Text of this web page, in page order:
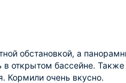
обстановкой, а
в открытом бассейне.
Кормили очень вкусно.